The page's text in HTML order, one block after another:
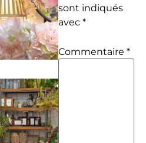
sont indiqués
avec*
Commentaire*